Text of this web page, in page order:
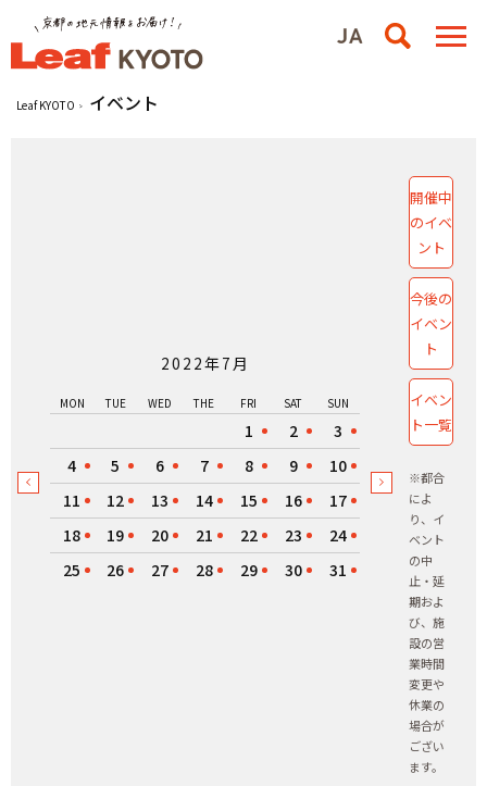
Leaf KYOTO イベント
2022年7月
MON TUE WED THE FRI SAT SUN
1 2
3
4
5 6 7 8 9
10
11
12 13 14 15 16
17
18
19 20 21 22 23
24
25
26 27 28 29 30 31
開催中
のイベ
ント
今後の
イベン
ト
イベン
ト一覧
※都合
によ
り、イ
ベント
の中
止・延
期およ
び、施
設の営
業時間
変更や
休業の
場合が
ござい
ます。